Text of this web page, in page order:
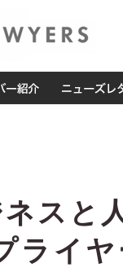
スと
ライ